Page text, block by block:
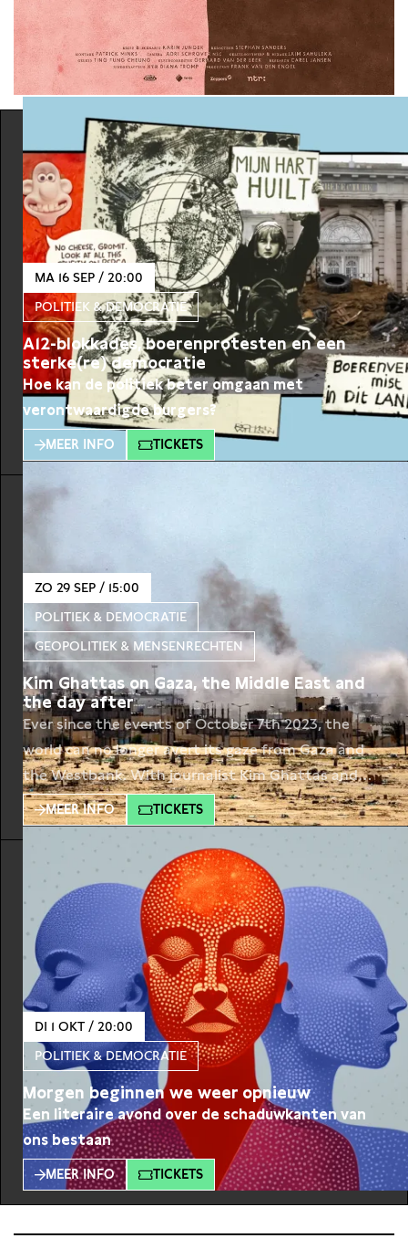
MA 16 SEP / 20:00
POLITIEK & DEMOCRATIE
A12-blokkades, boerenprotesten en een
sterke(re) democratie
Hoe kan de politiek beter omgaan met
verontwaardigde burgers?
MEER INFO TICKETS
ZO 29 SEP / 15:00
POLITIEK & DEMOCRATIE
GEOPOLITIEK & MENSENRECHTEN
Kim Ghattas on Gaza, the Middle East and
the day after
Ever since the events of October 7th 2023, the
world can no longer avert its gaze from Gaza and
the Westbank. With journalist Kim Ghattas and
Clingendael-researcher Erwin van Veen we will
discuss what came before the 7th of October and
analyse the role of key regional players such as Iran
and Saudi Arabia. ‘At
MEER INFO TICKETS
DI 1 OKT / 20:00
POLITIEK & DEMOCRATIE
Morgen beginnen we weer opnieuw
Een literaire avond over de schaduwkanten van
ons bestaan
MEER INFO TICKETS